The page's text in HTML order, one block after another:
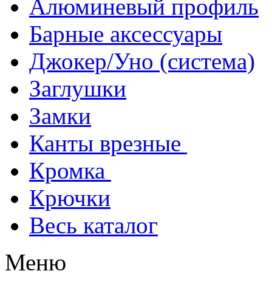
Алюминевый профиль
Барные аксессуары
Джокер/Уно (система)
Заглушки
Замки
Канты врезные
Кромка
Крючки
Весь каталог
Меню